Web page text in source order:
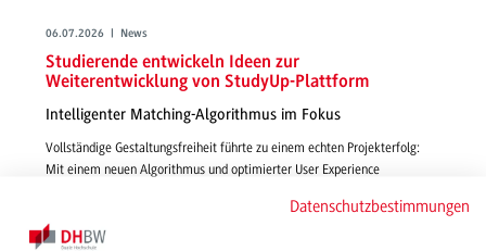
06.07.2026 | News
Studierende entwickeln Ideen zur
Weiterentwicklung von StudyUp-Plattform
Intelligenter Matching-Algorithmus im Fokus
Vollständige Gestaltungsfreiheit führte zu einem echten Projekterfolg:
Mit einem neuen Algorithmus und optimierter User Experience
smarte und passgenaue Features für die Vermittlung von Studienplätzen
über StudyUp.
Datenschutzbestimmungen